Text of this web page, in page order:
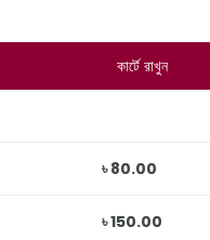
কার্টে রাখুন
৳ 80.00
৳ 150.00